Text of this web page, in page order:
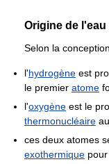
Origine de l'eau
Selon la
l'hydrogène est
le premier atome
l'oxygène est le
thermonucléaire
ces deux atomes
exothermique